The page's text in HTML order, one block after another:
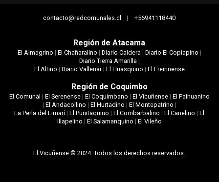
contacto@redcomunales.cl | +56941118440
Región de Atacama
El Almagrino | El Chañaralino | Diario Caldera| Diario El Copiapino |
Diario Tierra Amarilla|
El Altino | Diario Vallenar| El Huasquino | El Freirinense
Región de Coquimbo
El Comunal | El Serenense| El Coquimbano | El Vicuñense| El Paihuanino
| El Andacollino | El Hurtadino | El Montepatrino |
La Perla del Limarí|El Punitaquino |El Combarbalino |El Canelino |El
Illapelino | El Salamanquino | El Vileño
El Vicuñense © 2024. Todos los derechos reservados.